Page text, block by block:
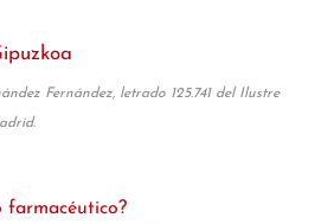
Fernández, letrado 125.741 del Ilustre
farmacéutico?